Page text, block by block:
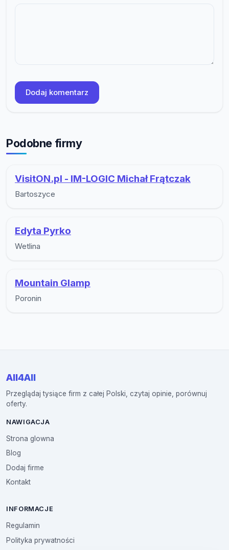
Dodaj komentarz
Podobne firmy
VisitON.pl - IM-LOGIC Michał Frątczak
Bartoszyce
Edyta Pyrko
Wetlina
Mountain Glamp
Poronin
All4All
Przeglądaj tysiące firm z całej Polski, czytaj opinie, porównuj
oferty.
NAWIGACJA
Strona glowna
Blog
Dodaj firme
Kontakt
INFORMACJE
Regulamin
Polityka prywatności